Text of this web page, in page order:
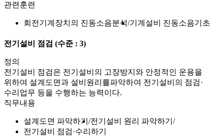
관련훈련
회전기계장치의 진동소음분석 기계설비 진동소음기초
전기설비 점검 (수준 : 3)
정의
전기설비 점검은 전기설비의 고장방지와 안정적인 운용을
위하여 설계도면과 설비원리를파악하여 전기설비의 점검·
수리업무 등을 수행하는 능력이다.
직무내용
설계도면 파악하기
전기설비 원리 파악하기
전기설비 점검·수리하기